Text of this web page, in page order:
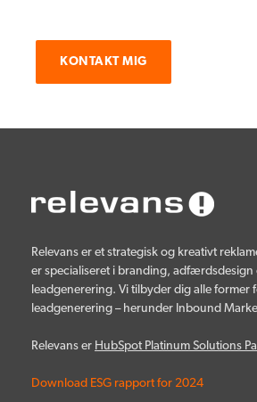
Relevans er et strategisk og kreativt
er specialiseret i branding, adfærdsdesign
leadgenerering. Vi tilbyder dig alle former
leadgenerering – herunder Inbound
Relevans er HubSpot Platinum Solutions
Download ESG rapport for 2024